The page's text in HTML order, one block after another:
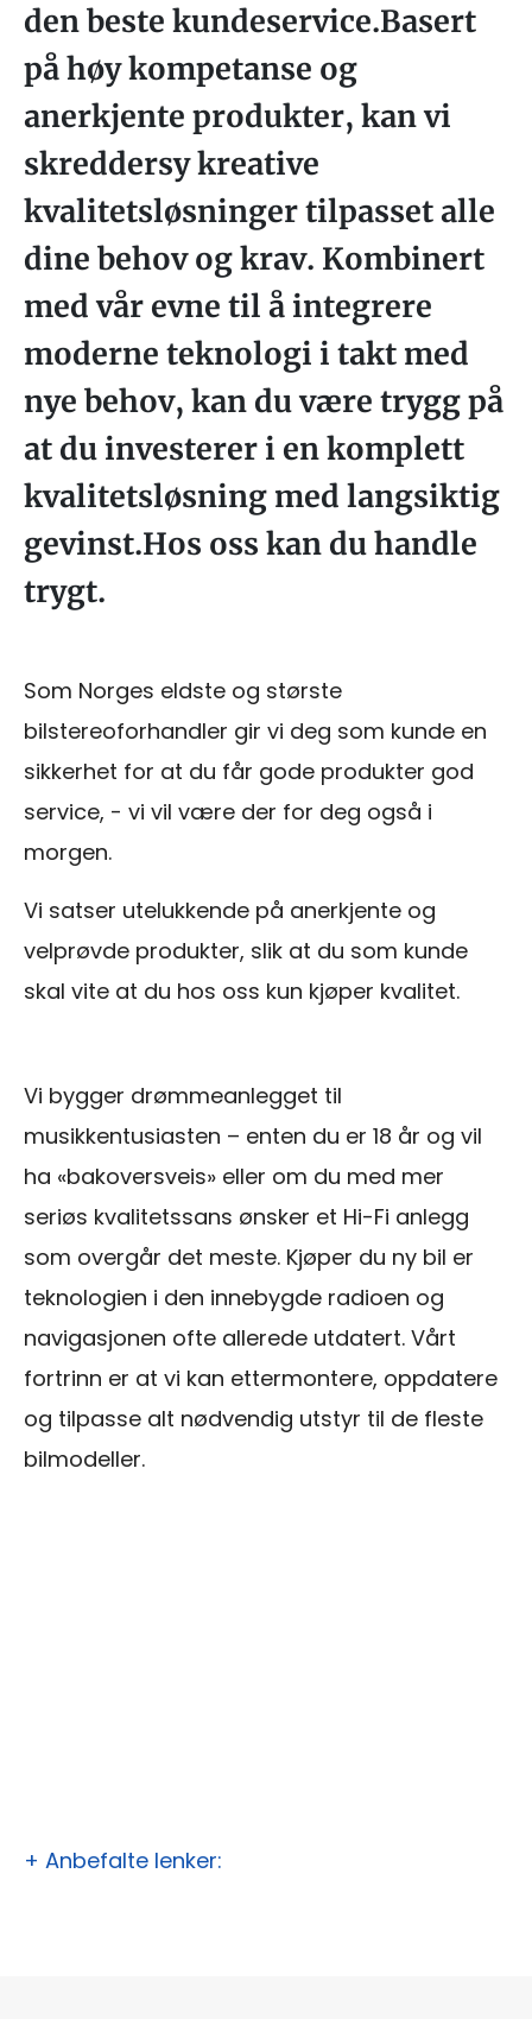
den beste kundeservice.Basert
på høy kompetanse og
anerkjente produkter, kan vi
skreddersy kreative
kvalitetsløsninger tilpasset alle
dine behov og krav. Kombinert
med vår evne til å integrere
moderne teknologi i takt med
nye behov, kan du være trygg på
at du investerer i en komplett
kvalitetsløsning med langsiktig
gevinst.Hos oss kan du handle
trygt.
Som Norges eldste og største
bilstereoforhandler gir vi deg som kunde en
sikkerhet for at du får gode produkter god
service, - vi vil være der for deg også i
morgen.
Vi satser utelukkende på anerkjente og
velprøvde produkter, slik at du som kunde
skal vite at du hos oss kun kjøper kvalitet.
Vi bygger drømmeanlegget til
musikkentusiasten – enten du er 18 år og vil
ha «bakoversveis» eller om du med mer
seriøs kvalitetssans ønsker et Hi-Fi anlegg
som overgår det meste. Kjøper du ny bil er
teknologien i den innebygde radioen og
navigasjonen ofte allerede utdatert. Vårt
fortrinn er at vi kan ettermontere, oppdatere
og tilpasse alt nødvendig utstyr til de fleste
bilmodeller.
+ Anbefalte lenker: